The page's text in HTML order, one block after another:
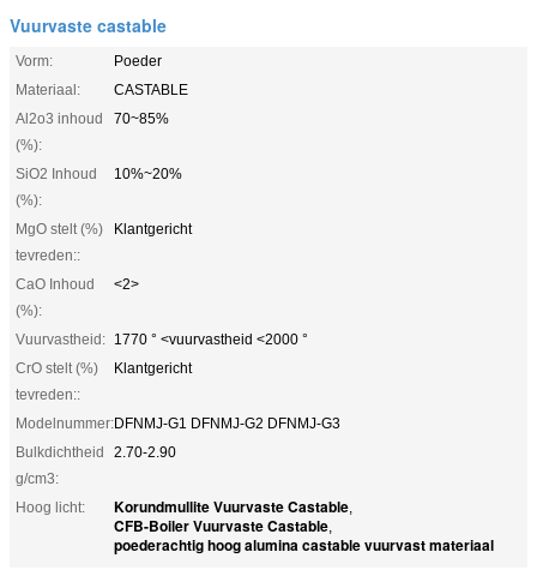
Vuurvaste castable
Vorm:
Poeder
Materiaal:
CASTABLE
Al2o3 inhoud
(%):
70~85%
SiO2 Inhoud
(%):
10%~20%
MgO stelt (%)
tevreden::
Klantgericht
CaO Inhoud
(%):
<2>
Vuurvastheid: 1770 ° <vuurvastheid <2000 °
CrO stelt (%)
tevreden::
Klantgericht
Modelnummer:DFNMJ-G1 DFNMJ-G2 DFNMJ-G3
Bulkdichtheid
g/cm3:
2.70-2.90
Hoog licht: Korundmullite Vuurvaste Castable,
CFB-Boiler Vuurvaste Castable,
poederachtig hoog alumina castable vuurvast materiaal